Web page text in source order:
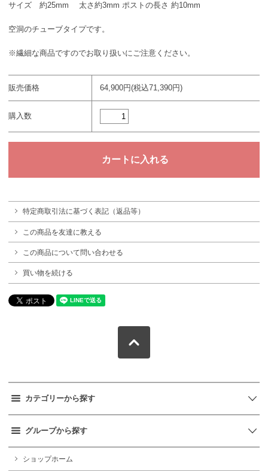
サイズ 約25mm 太さ約3mm ポストの長さ 約10mm
空洞のチューブタイプです。
※繊細な商品ですのでお取り扱いにご注意ください。
販売価格 64,900円(税込71,390円)
購入数
特定商取引法に基づく表記（返品等）
この商品を友達に教える
この商品について問い合わせる
買い物を続ける
カテゴリーから探す
グループから探す
ショップホーム